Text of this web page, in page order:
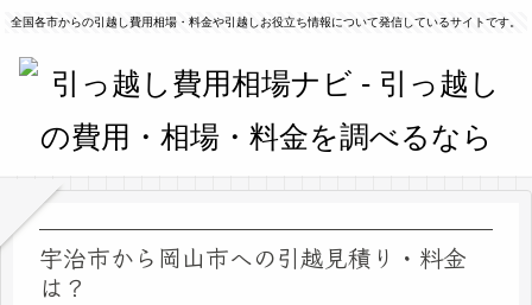
全国各市からの引越し費用相場・料金や引越しお役立ち情報について発信しているサイトです。
宇治市から岡山市への引越見積り・料金
は？